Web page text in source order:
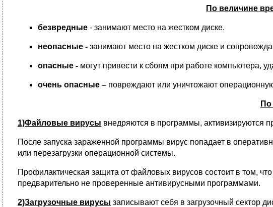
По величине
безвредные - занимают место на жестком диске.
неопасные - занимают место на жестком диске и
опасные - могут привести к сбоям при работе компьютера,
очень опасные – повреждают или уничтожают
По
1)Файловые вирусы внедряются в программы, активизируются
После запуска зараженной программы вирус попадает в
или перезагрузки операционной системы.
Профилактическая защита от файловых вирусов состоит в том,
предварительно не проверенные антивирусными программами.
2)Загрузочные вирусы записывают себя в загрузочный сектор